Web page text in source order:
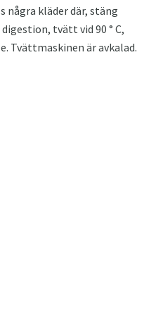
kläder där, stäng
tvätt vid 90 ° C,
Tvättmaskinen är avkalad.